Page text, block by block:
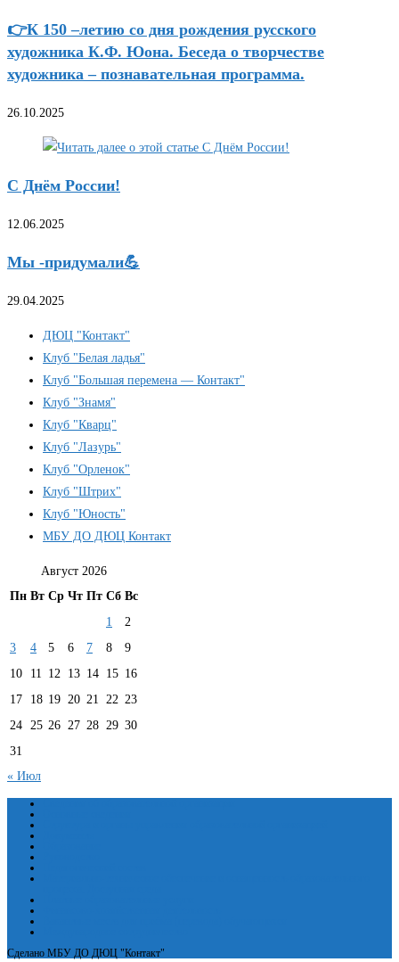
👉К 150 –летию со дня рождения русского
художника К.Ф. Юона. Беседа о творчестве
художника – познавательная программа.
26.10.2025
С Днём России!
12.06.2025
Мы -придумали💪
29.04.2025
ДЮЦ "Контакт"
Клуб "Белая ладья"
Клуб "Большая перемена — Контакт"
Клуб "Знамя"
Клуб "Кварц"
Клуб "Лазурь"
Клуб "Орленок"
Клуб "Штрих"
Клуб "Юность"
МБУ ДО ДЮЦ Контакт
Август 2026
Пн Вт Ср Чт Пт Сб Вс
1
2
3
4 5 6 7 8
9
10
11 12 13 14 15 16
17
18 19 20 21 22 23
24 25 26 27 28 29 30
31
« Июл
Сделано МБУ ДО ДЮЦ "Контакт"